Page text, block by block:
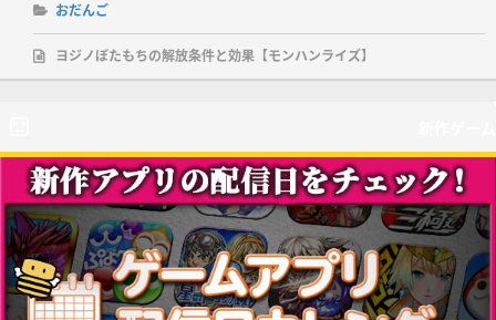
おだんご
ヨジノぼたもちの解放条件と効果【モンハンライズ】